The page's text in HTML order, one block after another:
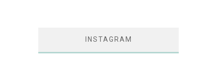
INSTAGRAM